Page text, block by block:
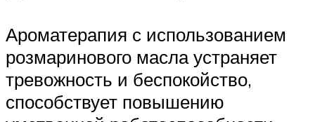
Ароматерапия с использованием
розмаринового масла устраняет
тревожность и беспокойство,
способствует повышению